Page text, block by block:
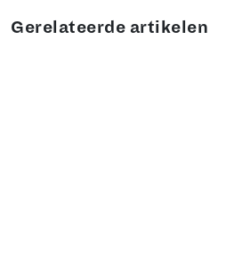
Gerelateerde artikelen